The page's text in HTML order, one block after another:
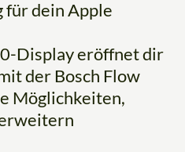
für dein Apple
Display eröffnet dir
der Bosch Flow
Möglichkeiten,